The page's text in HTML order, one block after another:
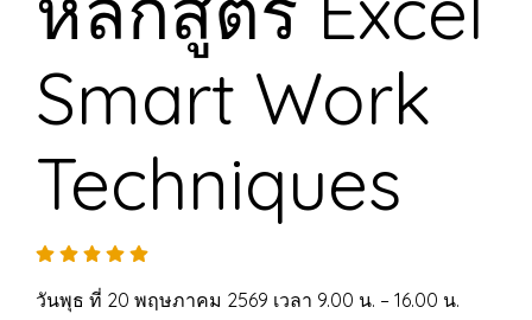
Smart Work
Techniques
วันพุธ ที่ 20 พฤษภาคม 2569 เวลา 9.00 น. – 16.00 น.